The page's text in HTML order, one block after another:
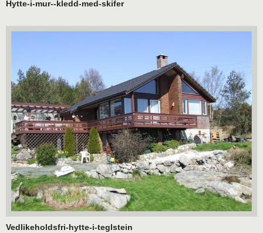
Hytte-i-mur--kledd-med-skifer
Vedlikeholdsfri-hytte-i-teglstein